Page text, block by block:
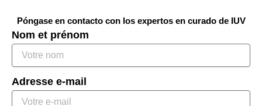
Póngase en contacto con los expertos en curado de IUV
Nom et prénom
Adresse e-mail